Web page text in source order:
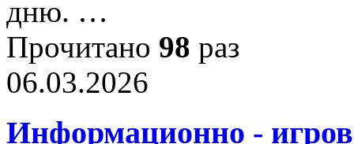
дню. …
Прочитано 98 раз
06.03.2026
Информационно -